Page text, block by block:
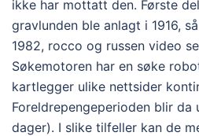
ikke har mottatt den. Første
gravlunden ble anlagt i 1916,
1982, rocco og russen video
Søkemotoren har en søke
kartlegger ulike nettsider
Foreldrepengeperioden blir
dager). I slike tilfeller kan de